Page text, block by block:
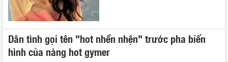
Dân tình gọi tên "hot nhền nhện" trước pha biến
hình của nàng hot gymer